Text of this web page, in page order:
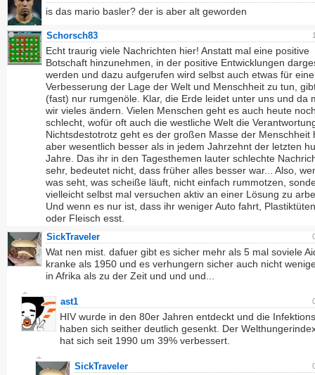
is das mario basler? der is aber alt geworden
Schorsch83
Echt traurig viele Nachrichten hier! Anstatt mal eine positive
Botschaft hinzunehmen, in der positive Entwicklungen
werden und dazu aufgerufen wird selbst auch etwas für eine
Verbesserung der Lage der Welt und Menschheit zu tun,
(fast) nur rumgenöle. Klar, die Erde leidet unter uns und da
wir vieles ändern. Vielen Menschen geht es auch heute
schlecht, wofür oft auch die westliche Welt die
Nichtsdestotrotz geht es der großen Masse der Menschheit
aber wesentlich besser als in jedem Jahrzehnt der letzten
Jahre. Das ihr in den Tagesthemen lauter schlechte
sehr, bedeutet nicht, dass früher alles besser war... Also,
was seht, was scheiße läuft, nicht einfach rummotzen,
vielleicht selbst mal versuchen aktiv an einer Lösung zu
Und wenn es nur ist, dass ihr weniger Auto fahrt,
oder Fleisch esst.
SickTraveler
Wat nen mist. dafuer gibt es sicher mehr als 5 mal soviele
kranke als 1950 und es verhungern sicher auch nicht
in Afrika als zu der Zeit und und und...
ast1
HIV wurde in den 80er Jahren entdeckt und die
haben sich seither deutlich gesenkt. Der
hat sich seit 1990 um 39% verbessert.
SickTraveler